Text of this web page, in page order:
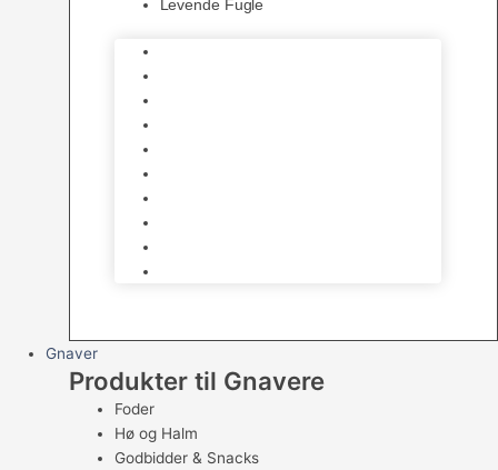
Levende Fugle
Gnaver
Produkter til Gnavere
Foder
Hø og Halm
Godbidder & Snacks